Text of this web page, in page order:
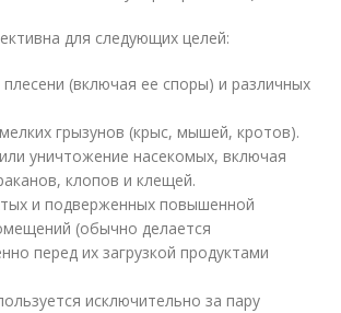
для следующих целей:
(включая ее споры) и различных
грызунов (крыс, мышей, кротов).
уничтожение насекомых, включая
клопов и клещей.
и подверженных повышенной
(обычно делается
перед их загрузкой продуктами
исключительно за пару